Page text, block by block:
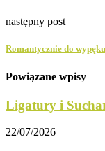
następny post
Romantycznie do
Powiązane wpisy
Ligatury i
22/07/2026